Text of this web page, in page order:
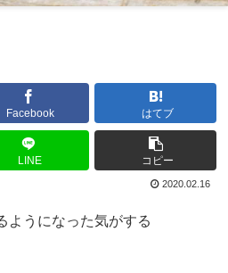
Facebook はてブ
LINE コピー
2020.02.16
ようになった気がする